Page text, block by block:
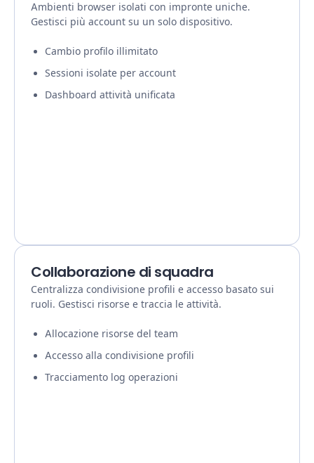
Ambienti browser isolati con impronte uniche.
Gestisci più account su un solo dispositivo.
Cambio profilo illimitato
Sessioni isolate per account
Dashboard attività unificata
Collaborazione di squadra
Centralizza condivisione profili e accesso basato sui
ruoli. Gestisci risorse e traccia le attività.
Allocazione risorse del team
Accesso alla condivisione profili
Tracciamento log operazioni